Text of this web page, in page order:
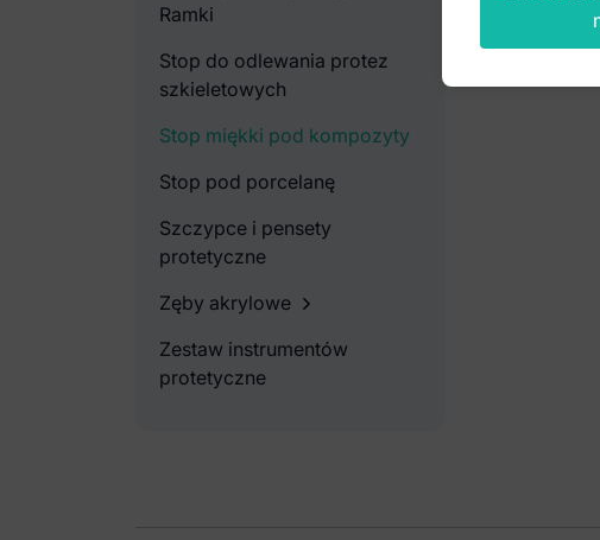
Ramki
Stop do odlewania protez
szkieletowych
Stop miękki pod kompozyty
Stop pod porcelanę
Szczypce i pensety
protetyczne
Zęby akrylowe
Zestaw instrumentów
protetyczne